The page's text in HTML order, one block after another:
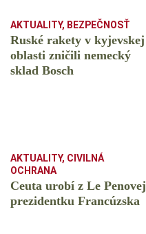
AKTUALITY, BEZPEČNOSŤ
Ruské rakety v kyjevskej
oblasti zničili nemecký
sklad Bosch
AKTUALITY, CIVILNÁ
OCHRANA
Ceuta urobí z Le Penovej
prezidentku Francúzska